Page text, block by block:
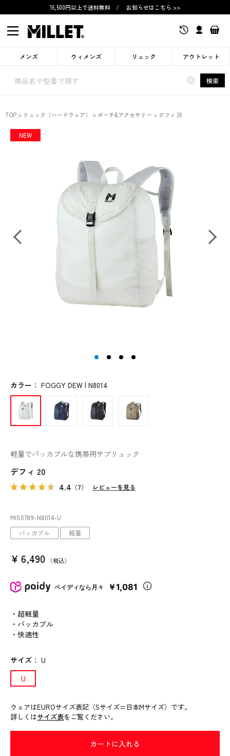
16,500円以上で送料無料 / お知らせはこちら >>
メンズ ウィメンズ リュック アウトレット
× 検索
TOP リュック（ハードウェア） ポーチ&アクセサリー デフィ 20
軽量でパッカブルな携帯用サブリュック
デフィ 20
4.4 （7） レビューを見る
MIS0789-N8014-U
NEW
パッカブル 軽量
¥ 6,490 税込
ペイディなら月々 ￥1,081
・超軽量
・パッカブル
・快適性
カラー ： FOGGY DEW | N8014
サイズ ： U
U
ウェアはEUROサイズ表記（Sサイズ=日本Mサイズ）です。
詳しくはサイズ表をご覧ください。
カートに入れる